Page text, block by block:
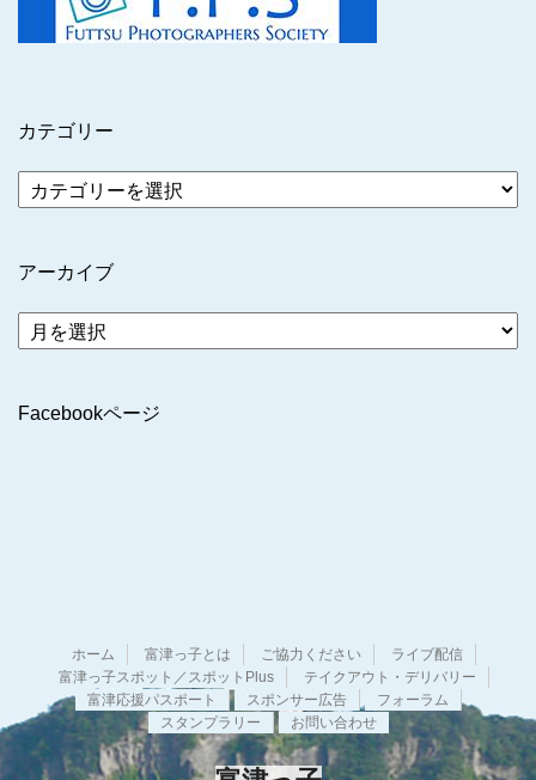
カテゴリー
アーカイブ
ア
ー
ブ
Facebookページ
ホーム 富津っ子とは ご協力ください
ライブ配信
富津っ子スポット／スポットPlus
テイクアウト・デリバリー
富津応援パスポート
スポンサー広告
フォーラム
スタンプラリー
お問い合わせ